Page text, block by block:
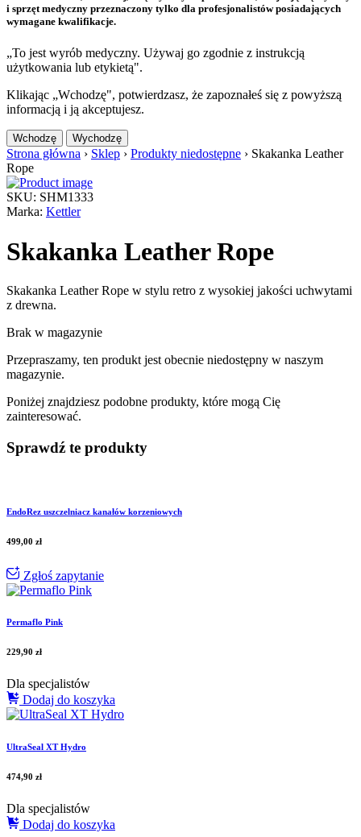
i sprzęt medyczny przeznaczony tylko dla profesjonalistów posiadających
wymagane kwalifikacje.
„To jest wyrób medyczny. Używaj go zgodnie z instrukcją
użytkowania lub etykietą".
Klikając „Wchodzę", potwierdzasz, że zapoznałeś się z powyższą
informacją i ją akceptujesz.
Wchodzę Wychodzę
Strona główna › Sklep › Produkty niedostępne › Skakanka Leather
Rope
SKU: SHM1333
Marka: Kettler
Skakanka Leather Rope
Skakanka Leather Rope w stylu retro z wysokiej jakości uchwytami
z drewna.
Brak w magazynie
Przepraszamy, ten produkt jest obecnie niedostępny w naszym
magazynie.
Poniżej znajdziesz podobne produkty, które mogą Cię
zainteresować.
Sprawdź te produkty
EndoRez uszczelniacz kanałów korzeniowych
499,00 zł
Zgłoś zapytanie
Permaflo Pink
229,90 zł
Dla specjalistów
Dodaj do koszyka
UltraSeal XT Hydro
474,90 zł
Dla specjalistów
Dodaj do koszyka